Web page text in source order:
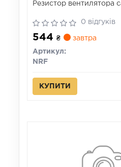
Резистор вентилятора
0 відгуків
544 ₴ завтра
Артикул:
NRF
КУПИТИ